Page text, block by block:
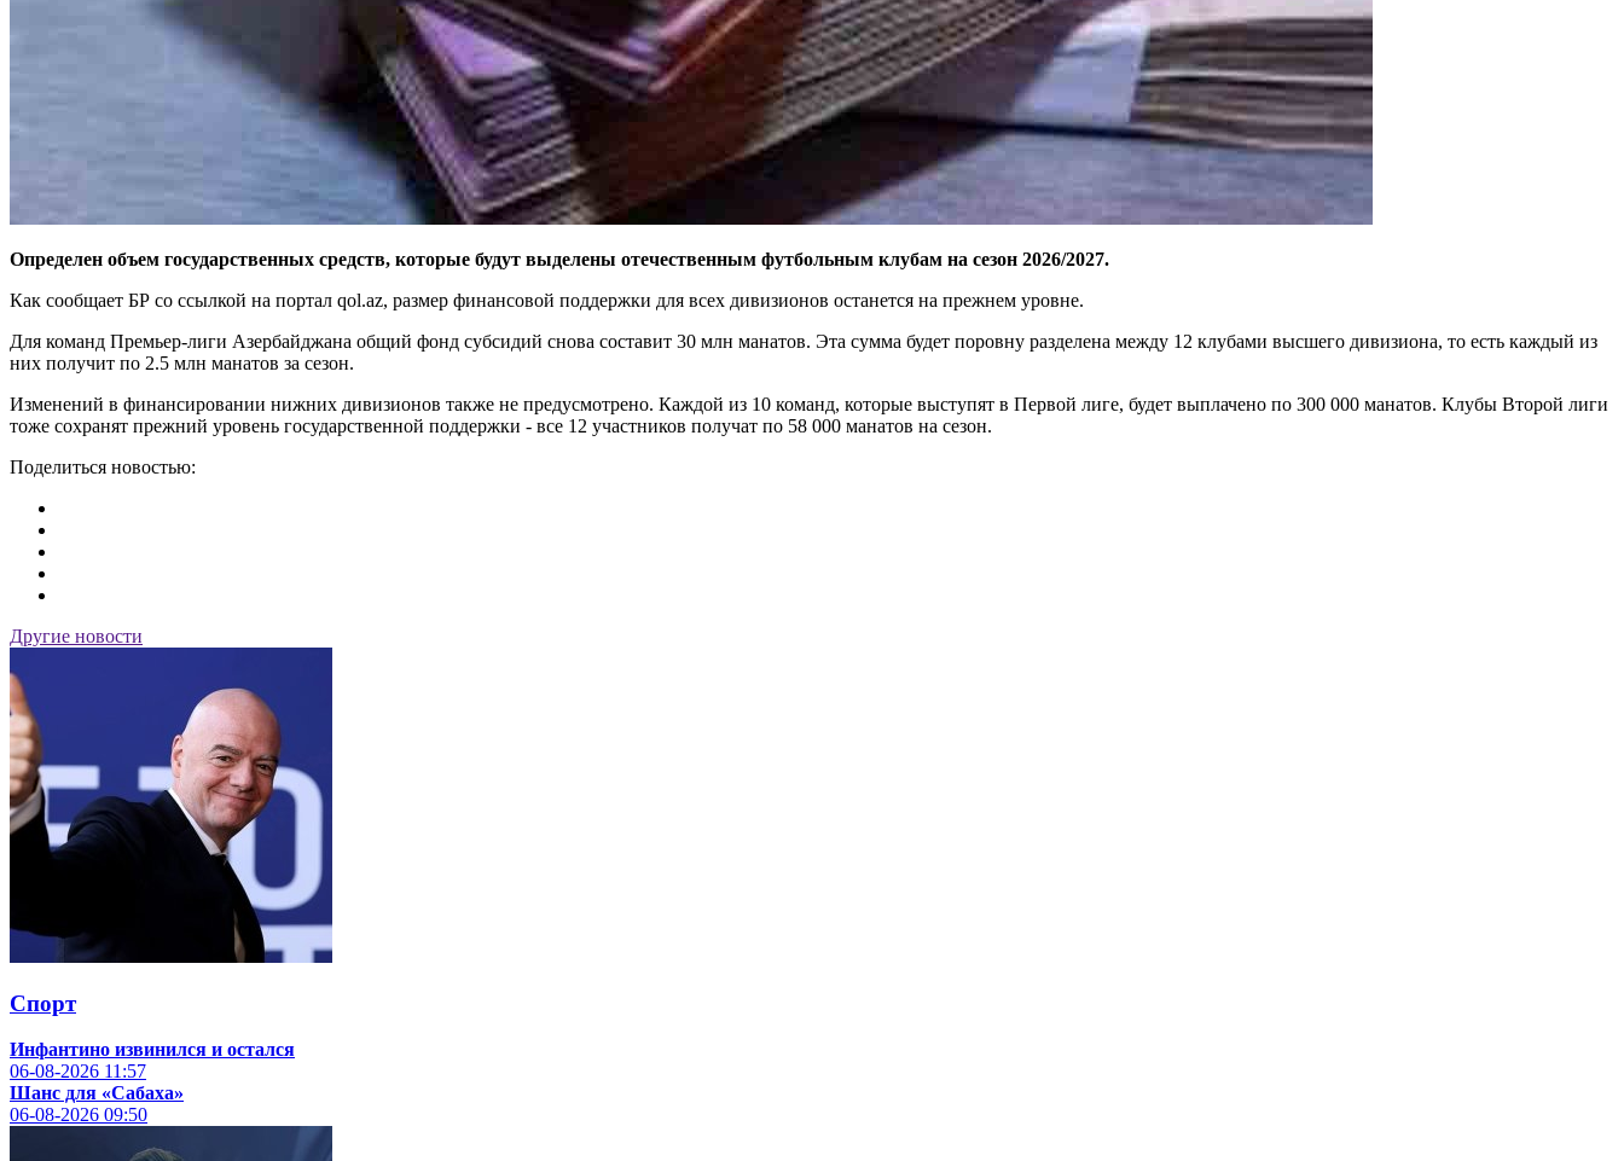
Определен объем государственных средств, которые будут выделены отечественным футбольным клубам на сезон 2026/2027.
Как сообщает БР со ссылкой на портал qol.az, размер финансовой поддержки для всех дивизионов останется на прежнем уровне.
Для команд Премьер-лиги Азербайджана общий фонд субсидий снова составит 30 млн манатов. Эта сумма будет поровну разделена между 12 клубами высшего дивизиона, то есть каждый из
них получит по 2.5 млн манатов за сезон.
Изменений в финансировании нижних дивизионов также не предусмотрено. Каждой из 10 команд, которые выступят в Первой лиге, будет выплачено по 300 000 манатов. Клубы Второй лиги
тоже сохранят прежний уровень государственной поддержки - все 12 участников получат по 58 000 манатов на сезон.
Поделиться новостью:
Другие новости
Спорт
Инфантино извинился и остался
06-08-2026 11:57
Шанс для «Сабаха»
06-08-2026 09:50